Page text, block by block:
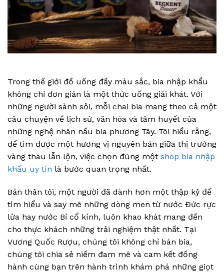
Trong thế giới đồ uống đầy màu sắc, bia nhập khẩu
không chỉ đơn giản là một thức uống giải khát. Với
những người sành sỏi, mỗi chai bia mang theo cả một
câu chuyện về lịch sử, văn hóa và tâm huyết của
những nghệ nhân nấu bia phương Tây. Tôi hiểu rằng,
để tìm được một hương vị nguyên bản giữa thị trường
vàng thau lẫn lộn, việc chọn đúng một shop bia nhập
khẩu uy tín là bước quan trọng nhất.
Bản thân tôi, một người đã dành hơn một thập kỷ để
tìm hiểu và say mê những dòng men từ nước Đức rực
lửa hay nước Bỉ cổ kính, luôn khao khát mang đến
cho thực khách những trải nghiệm thật nhất. Tại
Vương Quốc Rượu, chúng tôi không chỉ bán bia,
chúng tôi chia sẻ niềm đam mê và cam kết đồng
hành cùng bạn trên hành trình khám phá những giọt